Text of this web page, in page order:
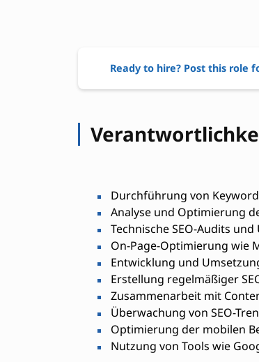
Ready to hire? Post this role
Durchführung von
Analyse und Optimierung
Technische SEO-Audits
On-Page-Optimierung wie
Entwicklung und
Erstellung regelmäßiger
Zusammenarbeit mit
Überwachung von SEO-
Optimierung der mobilen
Nutzung von Tools wie